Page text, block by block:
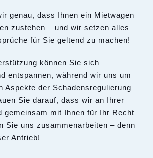
genau, dass Ihnen ein Mietwagen
zustehen – und wir setzen alles
für Sie geltend zu machen!
können Sie sich
entspannen, während wir uns um
Aspekte der Schadensregulierung
Sie darauf, dass wir an Ihrer
gemeinsam mit Ihnen für Ihr Recht
Sie uns zusammenarbeiten – denn
Antrieb!